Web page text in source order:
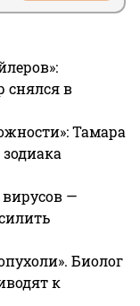
снялся в
Тамара
—
Биолог
к